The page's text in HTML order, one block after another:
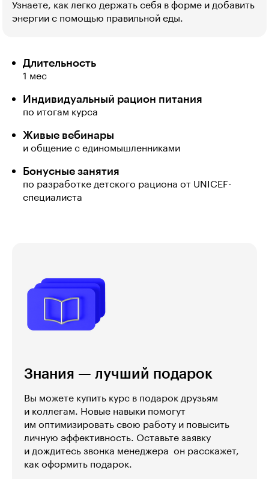
Узнаете, как легко держать себя в форме и добавить
энергии с помощью правильной еды.
Длительность
1 мес
Индивидуальный рацион питания
по итогам курса
Живые вебинары
и общение с единомышленниками
Бонусные занятия
по разработке детского рациона от UNICEF-
специалиста
Знания — лучший подарок
Вы можете купить курс в подарок друзьям
и коллегам. Новые навыки помогут
им оптимизировать свою работу и повысить
личную эффективность. Оставьте заявку
и дождитесь звонка менеджера  он расскажет,
как оформить подарок.